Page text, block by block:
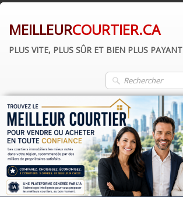
MEILLEURCOURTIER.CA
PLUS VITE, PLUS SÛR ET BIEN PLUS PAYANT